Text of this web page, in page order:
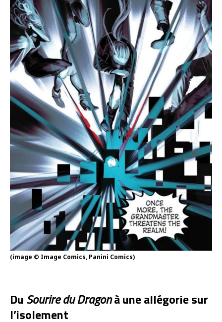
(image © Image Comics, Panini Comics)
DuSourire du Dragonà une allégorie sur
l’isolement